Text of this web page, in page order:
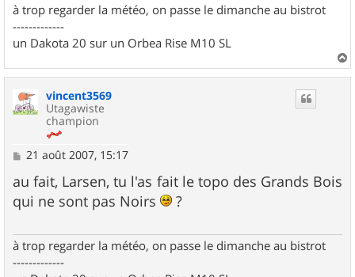
à trop regarder la météo, on passe le dimanche au bistrot
-------------
un Dakota 20 sur un Orbea Rise M10 SL
a
vincent3569
Utagawiste
champion
M
s
s
a
21 août 2007, 15:17
au fait, Larsen, tu l'as fait le topo des Grands Bois
qui ne sont pas Noirs
?
à trop regarder la météo, on passe le dimanche au bistrot
-------------